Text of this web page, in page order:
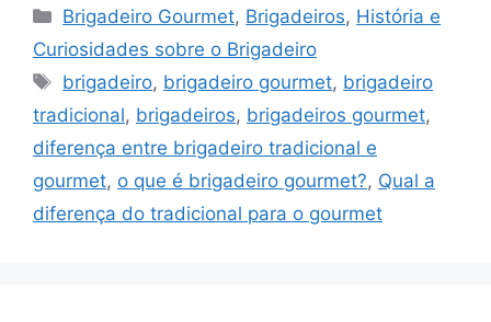
Categorias
Brigadeiro Gourmet, Brigadeiros, História e
Curiosidades sobre o Brigadeiro
Tags
brigadeiro, brigadeiro gourmet, brigadeiro
tradicional, brigadeiros, brigadeiros gourmet,
diferença entre brigadeiro tradicional e
gourmet, o que é brigadeiro gourmet?, Qual a
diferença do tradicional para o gourmet